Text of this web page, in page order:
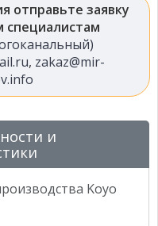
отправьте заявку
специалистам
, zakaz@mir-
и
Koyo